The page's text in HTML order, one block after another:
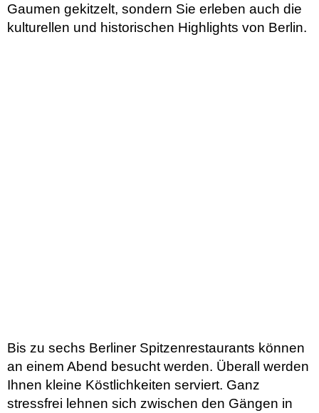
Gaumen gekitzelt, sondern Sie erleben auch die
kulturellen und historischen Highlights von Berlin.
Bis zu sechs Berliner Spitzenrestaurants können
an einem Abend besucht werden. Überall werden
Ihnen kleine Köstlichkeiten serviert. Ganz
stressfrei lehnen sich zwischen den Gängen in